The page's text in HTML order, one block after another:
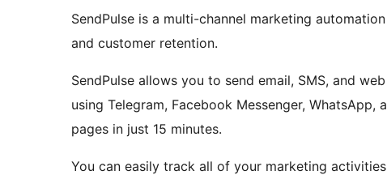
SendPulse is a multi-channel marketing
and customer retention.
SendPulse allows you to send email, SMS, and
using Telegram, Facebook Messenger,
pages in just 15 minutes.
You can easily track all of your marketing